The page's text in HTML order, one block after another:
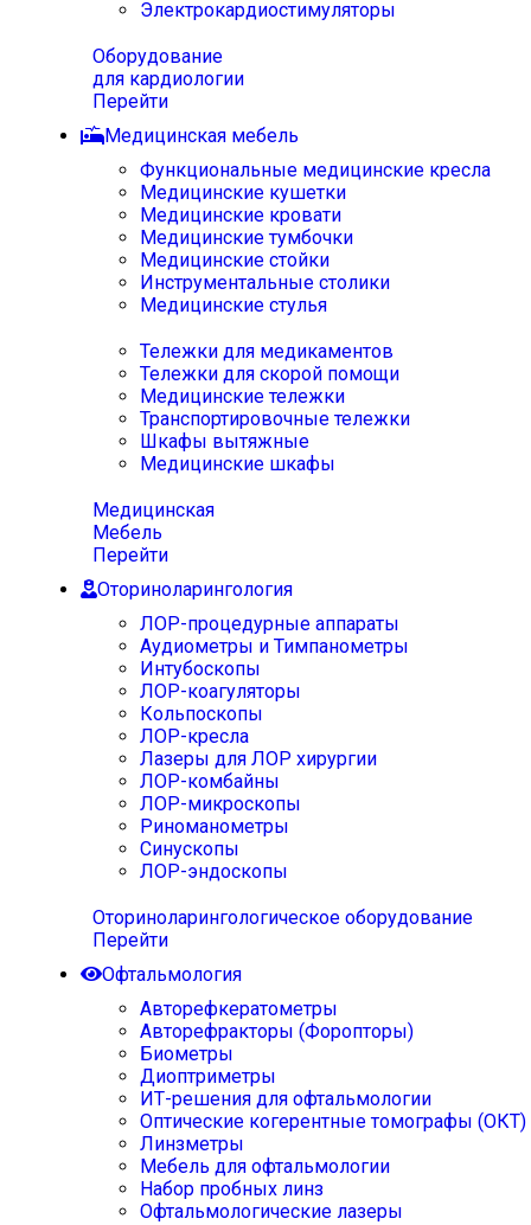
Электрокардиостимуляторы
Оборудование
для кардиологии
Перейти
Медицинская мебель
Функциональные медицинские кресла
Медицинские кушетки
Медицинские кровати
Медицинские тумбочки
Медицинские стойки
Инструментальные столики
Медицинские стулья
Тележки для медикаментов
Тележки для скорой помощи
Медицинские тележки
Транспортировочные тележки
Шкафы вытяжные
Медицинские шкафы
Медицинская
Мебель
Перейти
Оториноларингология
ЛОР-процедурные аппараты
Аудиометры и Тимпанометры
Интубоскопы
ЛОР-коагуляторы
Кольпоскопы
ЛОР-кресла
Лазеры для ЛОР хирургии
ЛОР-комбайны
ЛОР-микроскопы
Риноманометры
Синускопы
ЛОР-эндоскопы
Оториноларингологическое оборудование
Перейти
Офтальмология
Авторефкератометры
Авторефракторы (Форопторы)
Биометры
Диоптриметры
ИТ-решения для офтальмологии
Оптические когерентные томографы (ОКТ)
Линзметры
Мебель для офтальмологии
Набор пробных линз
Офтальмологические лазеры